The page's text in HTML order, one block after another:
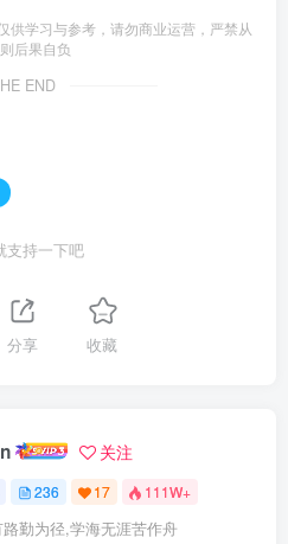
供学习与参考，请勿商业运营，严禁从
后果自负
END
支持一下吧
分享 收藏
关注
236 17 111W+
勤为径,学海无涯苦作舟